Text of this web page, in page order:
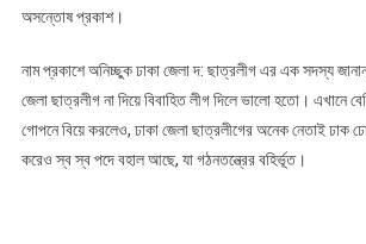
অসন্তোষ প্রকাশ।
নাম প্রকাশে অনিচ্ছুক ঢাকা জেলা দ: ছাত্রলীগ এর এক সদস্য জানান,
জেলা ছাত্রলীগ না দিয়ে বিবাহিত লীগ দিলে ভালো হতো। এখানে
গোপনে বিয়ে করলেও, ঢাকা জেলা ছাত্রলীগের অনেক নেতাই ঢাক
করেও স্ব স্ব পদে বহাল আছে, যা গঠনতন্ত্রের বহির্ভূত।